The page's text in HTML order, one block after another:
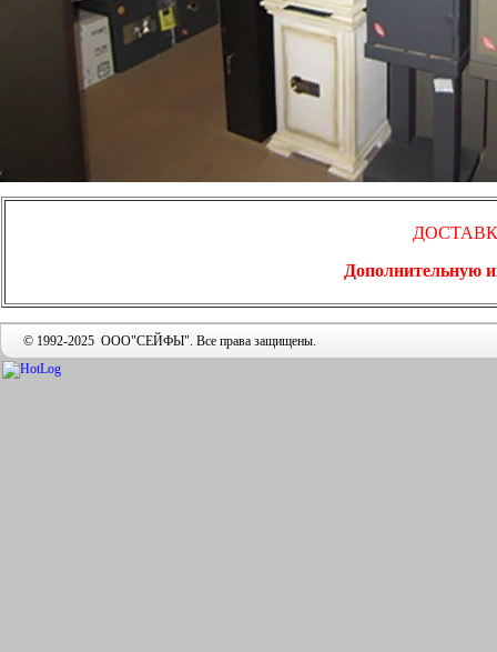
Дополнительную
© 1992-2025 ООО"СЕЙФЫ". Все права защищены.